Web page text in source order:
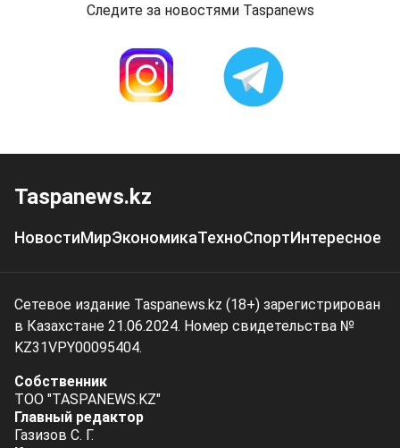
Следите за новостями Taspanews
Taspanews.kz
НовостиМирЭкономикаТехноСпортИнтересное
Сетевое издание Taspanews.kz (18+) зарегистрирован
в Казахстане 21.06.2024. Номер свидетельства №
KZ31VPY00095404.
Собственник
ТОО "TASPANEWS.KZ"
Главный редактор
Газизов С. Г.